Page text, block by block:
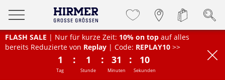
FLASH SALE | Nur für kurze Zeit: 10% on topauf alles
bereits Reduzierte von Replay| Code: REPLAY10>>
1
Tag
: 1
Stunde
: 31
Minuten
: 10
Sekunden